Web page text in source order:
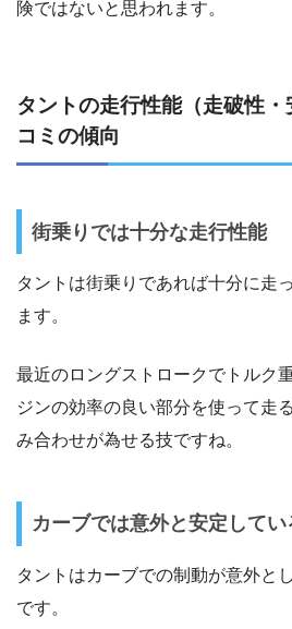
険ではないと思われます。
タントの走行性能（走破性・
コミの傾向
街乗りでは十分な走行性能
タントは街乗りであれば十分に走
ます。
最近のロングストロークでトルク
ジンの効率の良い部分を使って走
み合わせが為せる技ですね。
カーブでは意外と安定してい
タントはカーブでの制動が意外と
です。